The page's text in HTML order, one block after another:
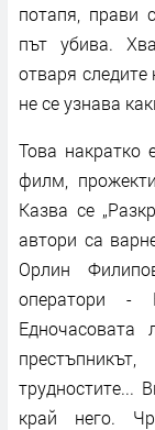
потапя, прави
път убива.
отваря
не се узнава
Това накратко
филм,
Казва се
автори са
Орлин
оператори -
трудностите...
край него.